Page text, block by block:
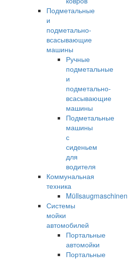
Подметальные
и
подметально-
всасывающие
машины
Ручные
подметальные
и
подметально-
всасывающие
машины
Подметальные
машины
с
сиденьем
для
водителя
Коммунальная
техника
Müllsaugmaschinen
Системы
мойки
автомобилей
Портальные
автомойки
Портальные